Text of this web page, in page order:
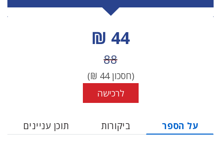
מחיר הנחה
44 ₪
מחיר לפני הנחה
88
(חסכון44
₪)
לרכישה
על הספר ביקורות תוכן עניינים